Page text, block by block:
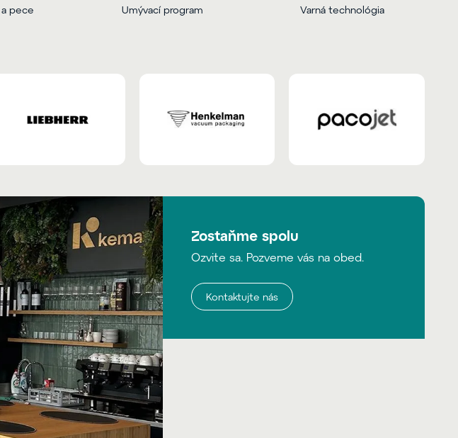
pece Umývací program Varná technológia
Zostaňme spolu
Ozvite sa. Pozveme vás na obed.
Kontaktujte nás